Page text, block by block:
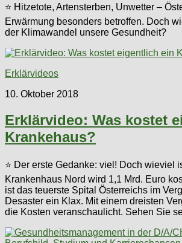
⭐ Hitzetote, Artensterben, Unwetter –
Erwärmung besonders betroffen. Doch
der Klimawandel unsere Gesundheit?
Erklärvideos
10. Oktober 2018
Erklärvideo: Was kostet
Krankehaus?
⭐ Der erste Gedanke: viel! Doch wieviel
Krankenhaus Nord wird 1,1 Mrd. Euro
ist das teuerste Spital Österreichs im
Desaster ein Klax. Mit einem dreisten
die Kosten veranschaulicht. Sehen Sie